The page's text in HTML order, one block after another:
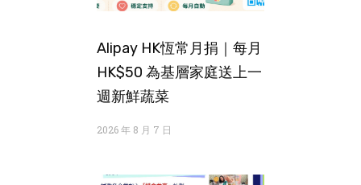
Alipay HK恆常月捐｜每月
HK$50 為基層家庭送上一
週新鮮蔬菜
2026 年 8 月 7 日